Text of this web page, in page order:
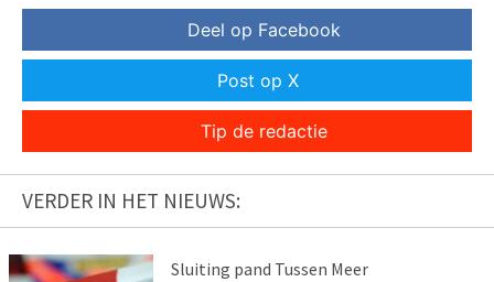
Deel op Facebook
Post op X
Tip de redactie
VERDER IN HET NIEUWS:
Sluiting pand Tussen Meer